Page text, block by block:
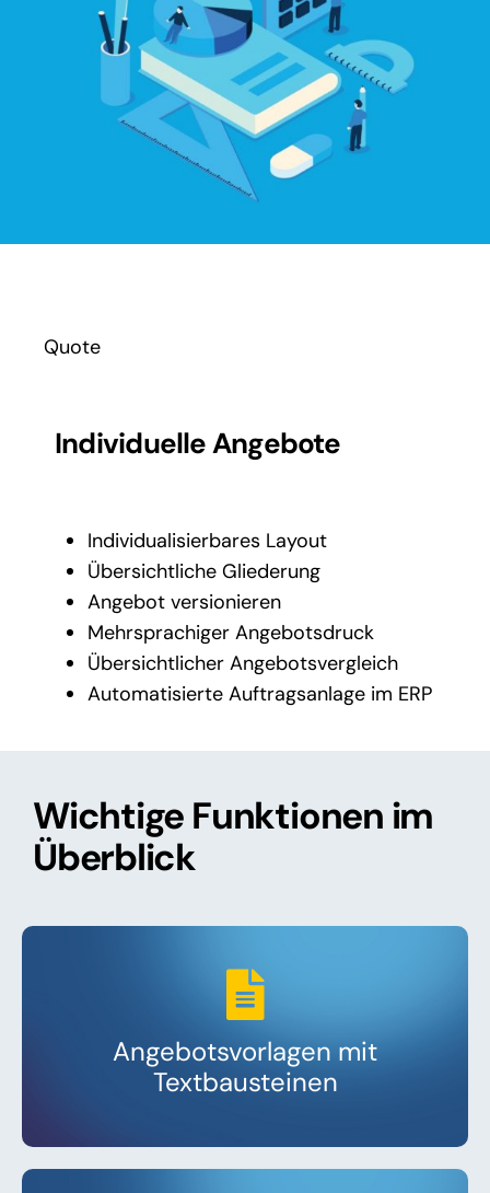
Quote
Individuelle Angebote
Individualisierbares Layout
Übersichtliche Gliederung
Angebot versionieren
Mehrsprachiger Angebotsdruck
Übersichtlicher Angebotsvergleich
Automatisierte Auftragsanlage im ERP
Wichtige Funktionen im
Überblick
Angebotsvorlagen mit
Textbausteinen